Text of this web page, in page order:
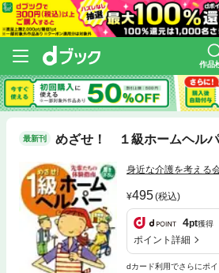
作品
最新刊 めざせ！ １級ホームヘルパ
身近な介護を考える
495(税込)
4pt獲得
ポイント詳細
dカード利用でさらにポ